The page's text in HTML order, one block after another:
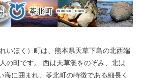
いほく）町は、熊本県天草下島の北西端
草灘をのぞみ、北は
海に囲まれ、苓北町の特徴である細長く